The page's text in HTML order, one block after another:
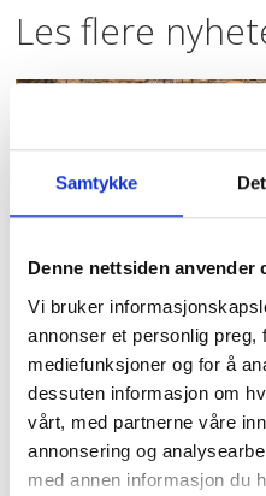
Samtykke
Denne nettsiden anvender
Vi bruker
annonser et personlig preg,
mediefunksjoner og for å
dessuten informasjon om
vårt, med partnerne våre
annonsering og
med annen informasjon du
Les flere
3,7 millioner
samlet inn
Krokstadelva